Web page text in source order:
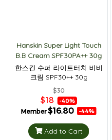
Hanskin Super Light Touch
B.B Cream SPF30PA++ 30g
한스킨 수퍼 라이트터치 비비
크림 SPF30++ 30g
$30
$18 -40%
Member$16.80 -44%
Add to Cart